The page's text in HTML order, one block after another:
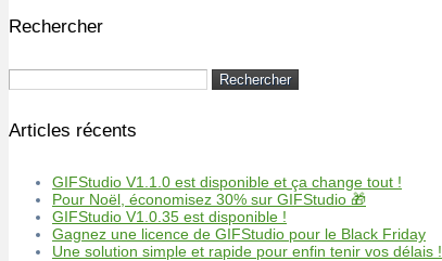
Rechercher
Articles récents
GIFStudio V1.1.0 est disponible et ça change tout !
Pour Noël, économisez 30% sur GIFStudio 🎁
GIFStudio V1.0.35 est disponible !
Gagnez une licence de GIFStudio pour le Black Friday
Une solution simple et rapide pour enfin tenir vos délais !